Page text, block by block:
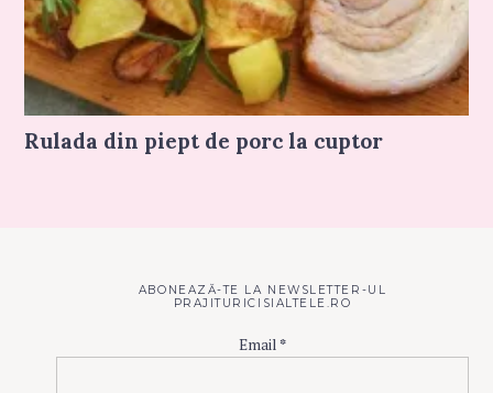
Rulada din piept de porc la cuptor
ABONEAZĂ-TE LA NEWSLETTER-UL
PRAJITURICISIALTELE.RO
Email*